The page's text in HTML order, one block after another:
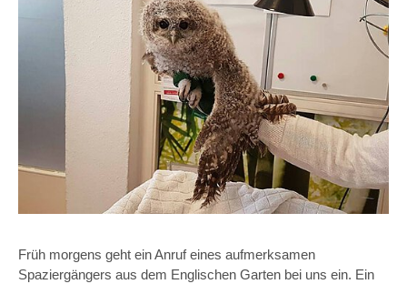
Früh morgens geht ein Anruf eines aufmerksamen
Spaziergängers aus dem Englischen Garten bei uns ein. Ein